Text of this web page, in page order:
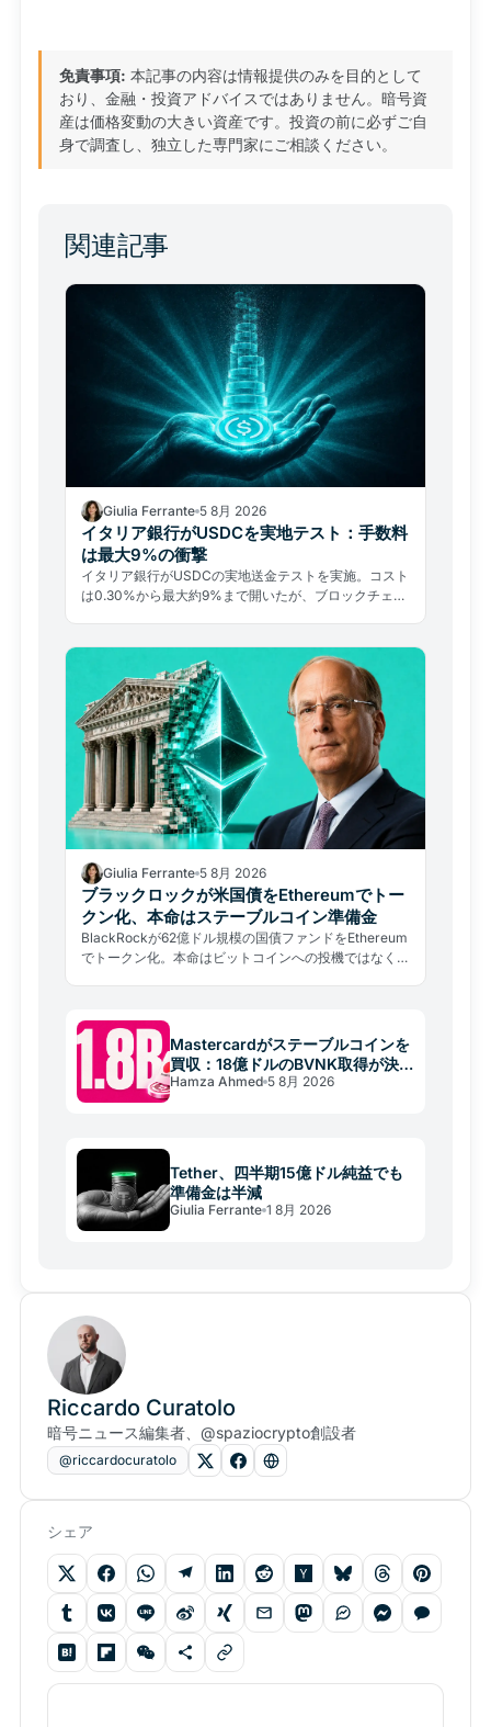
免責事項: 本記事の内容は情報提供のみを目的として
おり、金融・投資アドバイスではありません。暗号資
産は価格変動の大きい資産です。投資の前に必ずご自
身で調査し、独立した専門家にご相談ください。
関連記事
Giulia Ferrante 5 8月 2026
イタリア銀行がUSDCを実地テスト：手数料
は最大9%の衝撃
イタリア銀行がUSDCの実地送金テストを実施。コスト
は0.30%から最大約9%まで開いたが、ブロックチェー
Giulia Ferrante 5 8月 2026
ブラックロックが米国債をEthereumでトー
クン化、本命はステーブルコイン準備金
BlackRockが62億ドル規模の国債ファンドをEthereum
でトークン化。本命はビットコインへの投機ではなく、
Mastercardがステーブルコインを
買収：18億ドルのBVNK取得が決済
を変える
Hamza Ahmed 5 8月 2026
Tether、四半期15億ドル純益でも
準備金は半減
Giulia Ferrante 1 8月 2026
Riccardo Curatolo
暗号ニュース編集者、@spaziocrypto創設者
@riccardocuratolo
シェア